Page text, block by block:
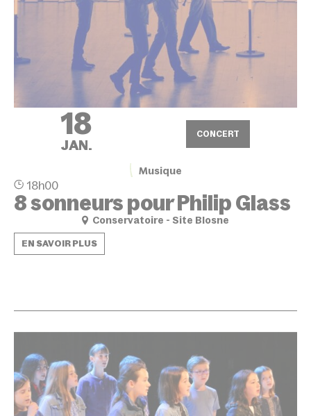
18
JAN.
CONCERT
Musique
18h00
8 sonneurs pour Philip Glass
Conservatoire - Site Blosne
EN SAVOIR PLUS